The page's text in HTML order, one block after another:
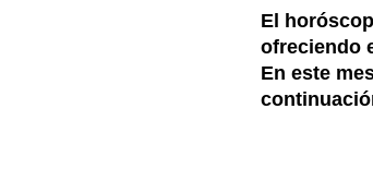
El
ofreciendo
En este